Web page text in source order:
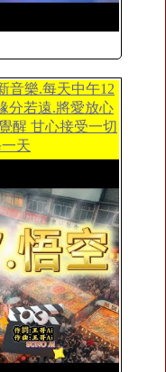
音樂.每天中午12
分若遠.將愛放心
醒 甘心接受一切
天